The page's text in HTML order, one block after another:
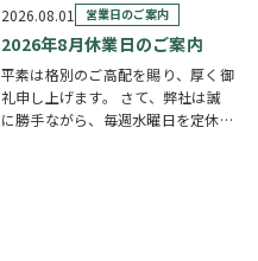
もあります。 草加でも谷塚町、新
田などで空襲があったと言い伝えが
あります。草加…
2026.08.01 営業日のご案内
2026年8月休業日のご案内
平素は格別のご高配を賜り、厚く御
礼申し上げます。 さて、弊社は誠
に勝手ながら、毎週水曜日を定休日